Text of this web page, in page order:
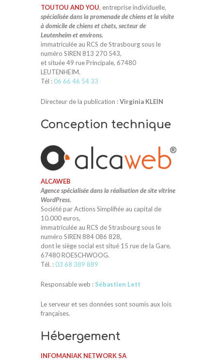
TOUTOU AND YOU, entreprise individuelle,
spécialisée dans la promenade de chiens et la visite
à domicile de chiens et chats, secteur de
Leutenheim et environs.
immatriculée au RCS de Strasbourg sous le
numéro SIREN 813 270 543,
et située 49 rue Principale, 67480
LEUTENHEIM.
Tél : 06 66 46 54 33
Directeur de la publication :Virginia KLEIN
Conception technique
ALCAWEB
Agence spécialisée dans la réalisation de site vitrine
WordPress,
Société par Actions Simplifiée au capital de
10.000 euros,
immatriculée au RCS de Strasbourg sous le
numéro SIREN 884 086 828,
dont le siège social est situé 15 rue de la Gare,
67480 ROESCHWOOG.
Tél. : 03 68 389 889
Responsable web : Sébastien Lett
Le serveur et ses données sont soumis aux lois
françaises.
Hébergement
INFOMANIAK NETWORK SA